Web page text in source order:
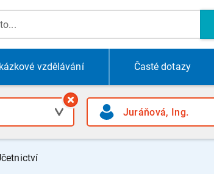
vzdělávání Časté dotazy